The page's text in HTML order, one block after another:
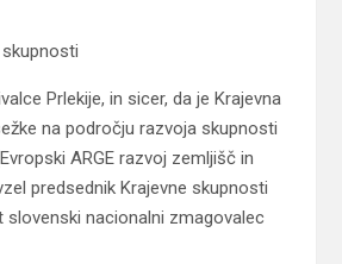
Prlekije, in sicer, da je Krajevna
na področju razvoja skupnosti
ARGE razvoj zemljišč in
predsednik Krajevne skupnosti
slovenski nacionalni zmagovalec